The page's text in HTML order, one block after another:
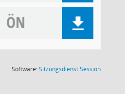
ÖN
Software:SitzungsdienstSession(Wird in